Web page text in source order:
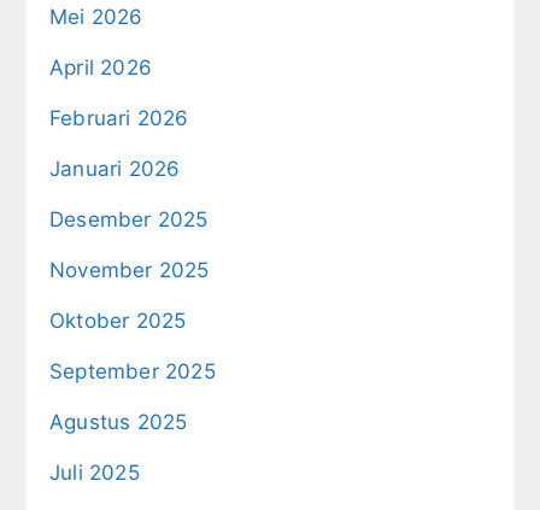
Mei 2026
April 2026
Februari 2026
Januari 2026
Desember 2025
November 2025
Oktober 2025
September 2025
Agustus 2025
Juli 2025